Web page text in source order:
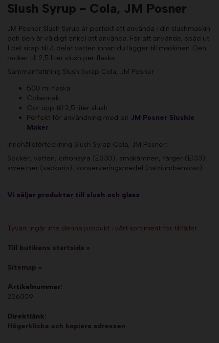
Slush Syrup - Cola, JM Posner
JM Posner Slush Syrup är perfekt att använda i din slushmaskin
och den är väldigt enkel att använda. För att använda, späd ut
1 del sirap till 4 delar vatten innan du lägger till maskinen. Den
räcker till 2,5 liter slush per flaska.
Sammanfattning Slush Syrap Cola, JM Posner
500 ml flaska
Colasmak
Gör upp till 2,5 liter slush
Perfekt för användning med en JM Posner Slushie
Maker
Innehållsförteckning Slush Syrap Cola, JM Posner:
Socker, vatten, citronsyra (E330), smakämnen, färger (E133),
sweetner (sackarin), konserveringsmedel (natriumbensoat)
Vi säljer produkter till slush och glass
Tyvärr ingår inte denna produkt i vårt sortiment för tillfället.
Till butikens startsida »
Sitemap »
Artikelnummer:
206009
Direktlänk:
Högerklicka och kopiera adressen